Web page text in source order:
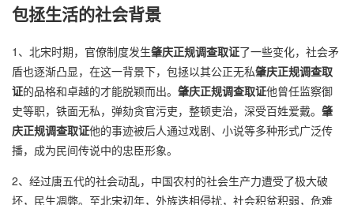
包拯生活的社会背景
1、北宋时期，官僚制度发生肇庆正规调查取证了一些变化，社会矛
盾也逐渐凸显，在这一背景下，包拯以其公正无私肇庆正规调查取
证的品格和卓越的才能脱颖而出。 肇庆正规调查取证他曾任监察御
史等职，铁面无私，弹劾贪官污吏，整顿吏治，深受百姓爱戴。 肇
庆正规调查取证他的事迹被后人通过戏剧、小说等多种形式广泛传
播，成为民间传说中的忠臣形象。
2、经过唐五代的社会动乱，中国农村的社会生产力遭受了极大破
坏，民生凋弊。至北宋初年，外族迭相侵扰，社会积贫积弱，危难